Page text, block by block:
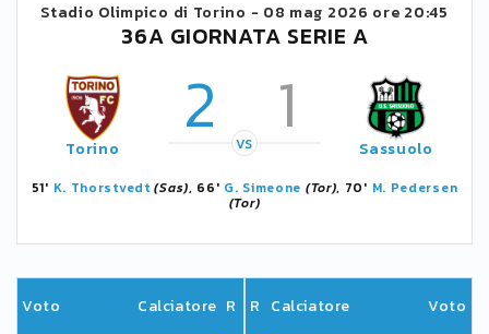
Stadio Olimpico di Torino - 08 mag 2026 ore 20:45
36A GIORNATA SERIE A
Torino 2 1
VS Sassuolo
51' K. Thorstvedt (Sas), 66' G. Simeone (Tor), 70' M. Pedersen
(Tor)
Voto Calciatore R R Calciatore Voto